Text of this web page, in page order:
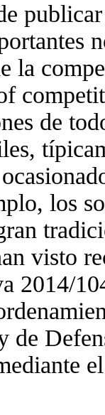
la
de
los
visto
2014/